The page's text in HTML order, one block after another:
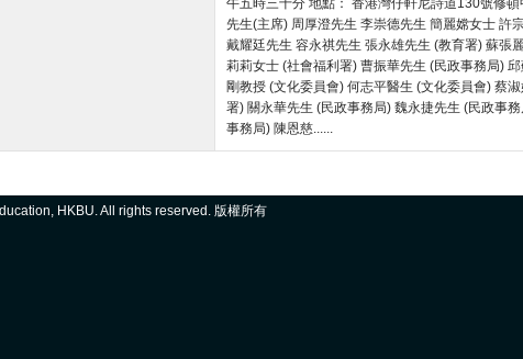
午五時三十分 地點： 香港灣仔軒尼詩道130號修
先生(主席) 周厚澄先生 李崇德先生 簡麗嫦女士 許
戴耀廷先生 容永祺先生 張永雄先生 (教育署) 蘇張
莉莉女士 (社會福利署) 曹振華先生 (民政事務局)
剛教授 (文化委員會) 何志平醫生 (文化委員會) 蔡
署) 關永華先生 (民政事務局) 魏永捷先生 (民政事
事務局) 陳恩慈......
HKBU. All rights reserved. 版權所有